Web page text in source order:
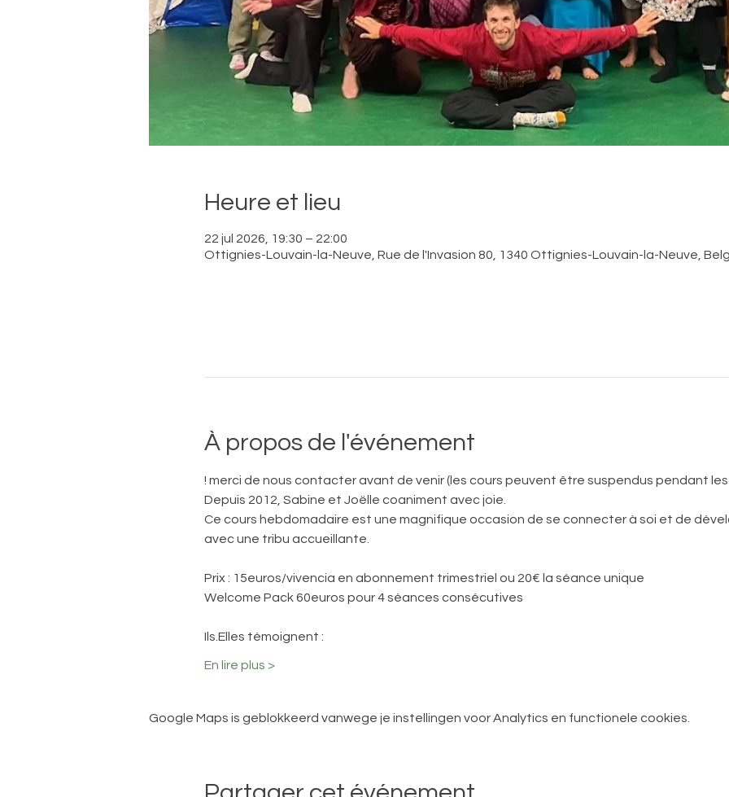
Heure et lieu
22 jul 2026, 19:30 – 22:00
Ottignies-Louvain-la-Neuve, Rue de l'Invasion 80, 1340 Ottignies-Louvain-la-Neuve,
À propos de l'événement
! merci de nous contacter avant de venir (les cours peuvent être suspendus pendant
Depuis 2012, Sabine et Joëlle coaniment avec joie.
Ce cours hebdomadaire est une magnifique occasion de se connecter à soi et de
avec une tribu accueillante.
Prix : 15euros/vivencia en abonnement trimestriel ou 20€ la séance unique
Welcome Pack 60euros pour 4 séances consécutives
Ils.Elles témoignent :
En lire plus >
Google Maps is geblokkeerd vanwege je instellingen voor Analytics en functionele cookies.